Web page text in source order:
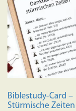
Biblestudy-Card –
Stürmische Zeiten